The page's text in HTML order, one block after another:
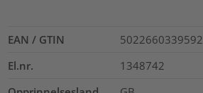
EAN / GTIN
5022660339592
El.nr.
1348742